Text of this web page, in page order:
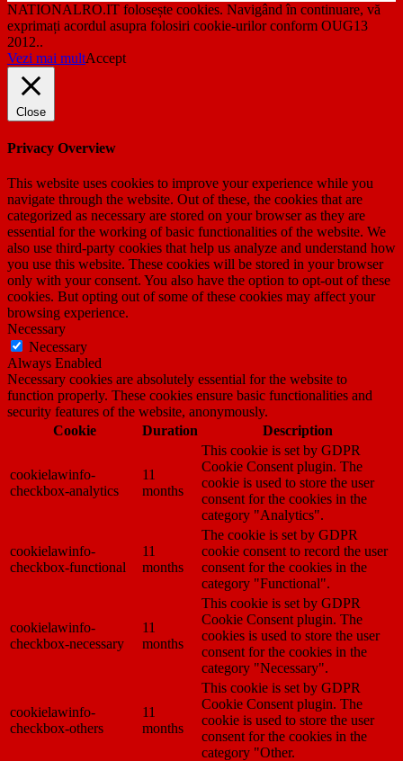
NATIONALRO.IT folosește cookies. Navigând în continuare, vă
exprimați acordul asupra folosiri cookie-urilor conform OUG13
2012..
Vezi mai multAccept
Close
Privacy Overview
This website uses cookies to improve your experience while you
navigate through the website. Out of these, the cookies that are
categorized as necessary are stored on your browser as they are
essential for the working of basic functionalities of the website. We
also use third-party cookies that help us analyze and understand how
you use this website. These cookies will be stored in your browser
only with your consent. You also have the option to opt-out of these
cookies. But opting out of some of these cookies may affect your
browsing experience.
Necessary
Necessary
Always Enabled
Necessary cookies are absolutely essential for the website to
function properly. These cookies ensure basic functionalities and
security features of the website, anonymously.
Cookie
Duration Description
cookielawinfo-
checkbox-analytics
11
months
This cookie is set by GDPR
Cookie Consent plugin. The
cookie is used to store the user
consent for the cookies in the
category "Analytics".
cookielawinfo-
checkbox-functional
11
months
The cookie is set by GDPR
cookie consent to record the user
consent for the cookies in the
category "Functional".
cookielawinfo-
checkbox-necessary
11
months
This cookie is set by GDPR
Cookie Consent plugin. The
cookies is used to store the user
consent for the cookies in the
category "Necessary".
cookielawinfo-
checkbox-others
11
months
This cookie is set by GDPR
Cookie Consent plugin. The
cookie is used to store the user
consent for the cookies in the
category "Other.